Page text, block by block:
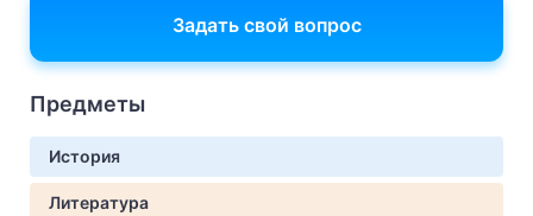
Задать свой вопрос
Предметы
История
Литература